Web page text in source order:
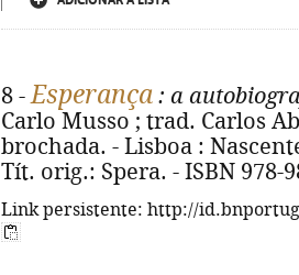
8 -Esperança : a
Carlo Musso ; trad. Carlos
brochada. - Lisboa :
Tít. orig.: Spera. - ISBN 978-
Link persistente: http://